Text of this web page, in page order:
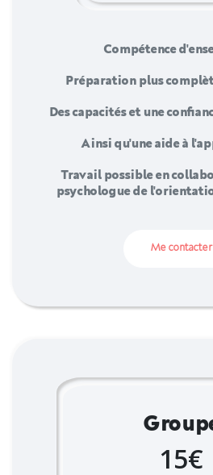
Compétence
Préparation plus
Des capacités et une
Ainsi qu'une aide à
Travail possible en
psychologue de
Me contacter
15€